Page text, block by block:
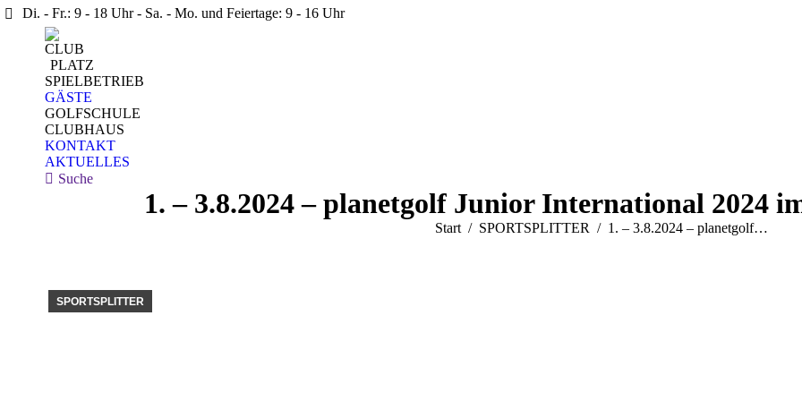
Di. - Fr.: 9 - 18 Uhr - Sa. - Mo. und Feiertage: 9 - 16 Uhr
CLUB
PLATZ
SPIELBETRIEB
GÄSTE
GOLFSCHULE
CLUBHAUS
KONTAKT
AKTUELLES
Search:
Suche
1. – 3.8.2024 – planetgolf Junior International 2024
Sie befinden sich hier:
Start SPORTSPLITTER 1. – 3.8.2024 – planetgolf…
SPORTSPLITTER